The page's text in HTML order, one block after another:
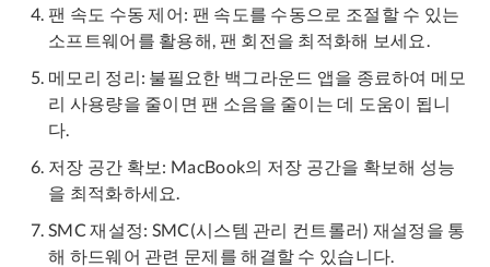
팬 속도 수동 제어: 팬 속도를 수동으로 조절할 수 있는
소프트웨어를 활용해, 팬 회전을 최적화해 보세요.
메모리 정리: 불필요한 백그라운드 앱을 종료하여 메모
리 사용량을 줄이면 팬 소음을 줄이는 데 도움이 됩니
다.
저장 공간 확보: MacBook의 저장 공간을 확보해 성능
을 최적화하세요.
SMC 재설정: SMC(시스템 관리 컨트롤러) 재설정을 통
해 하드웨어 관련 문제를 해결할 수 있습니다.